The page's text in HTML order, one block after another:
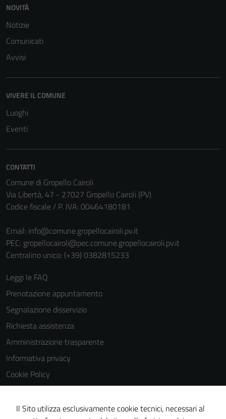
NOVITÀ
Notizie
Comunicati
Avvisi
VIVERE IL COMUNE
Luoghi
Eventi
CONTATTI
Comune di Gropello Cairoli
Via Libertà, 47 - 27027 Gropello Cairoli (PV)
Codice fiscale / P. IVA: 00464180181
Email: info@comune.gropellocairoli.pv.it
PEC: gropellocairoli@pec.comune.gropellocairoli.pv.it
Centralino unico: (+39) 0382815233
Leggi le FAQ
Prenotazione appuntamento
Segnalazione disservizio
Richiesta assistenza
Amministrazione trasparente
Informativa privacy
Cookie Policy
Note legali
Dichiarazione di accessibilità
Il Sito utilizza esclusivamente cookie tecnici, necessari al
personali.